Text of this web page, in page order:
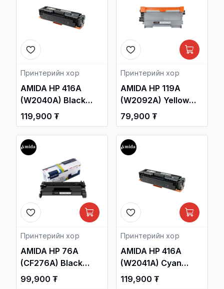
Принтерийн хор
AMIDA HP 416A
(W2040A) Black
Laser Toner
Cartridge OEM /HP
Color Laser Jet MFP
M479 Printer/ /
Принтерийн хор /
119,900 ₮
Принтерийн хор
AMIDA HP 119A
(W2092A) Yellow
Laser Toner
Cartridge OEM /HP
Color Laser 150
Printer series, MFP
Принтерийн хор /
79,900 ₮
Принтерийн хор
AMIDA HP 76A
(CF276A) Black
Laser Toner
Cartridge OEM /HP
99,900 ₮
Принтерийн хор
AMIDA HP 416A
(W2041A) Cyan
Laser Toner
Cartridge OEM /HP
119,900 ₮